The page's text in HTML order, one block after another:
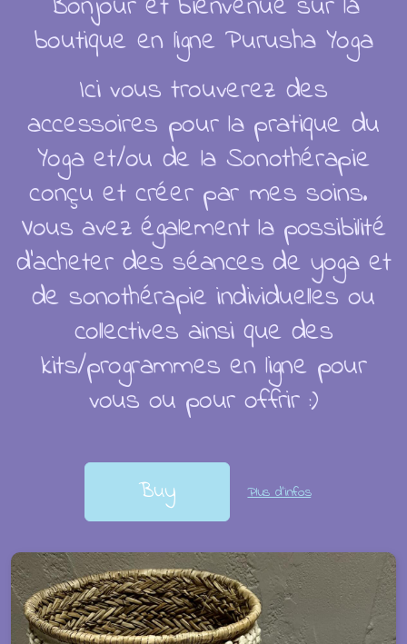
boutique en ligne Purusha Yoga
Ici vous trouverez des
accessoires pour la pratique du
Yoga et/ou de la Sonothérapie
conçu et créer par mes soins.
Vous avez également la possibilité
d'acheter des séances de yoga et
de sonothérapie individuelles ou
collectives ainsi que des
kits/programmes en ligne pour
vous ou pour offrir :)
Buy Plus d'infos
Retraite Ain 2026
Soins individuels
Catalogue